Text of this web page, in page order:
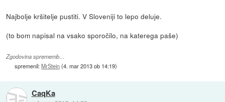
Najbolje kršitelje pustiti. V Sloveniji to lepo deluje.
(to bom napisal na vsako sporočilo, na katerega paše)
Zgodovina sprememb…
spremenil:MrStein(4. mar 2013 ob 14:19)
CaqKa